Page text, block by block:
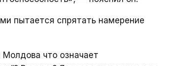
пытается спрятать намерение
что означает